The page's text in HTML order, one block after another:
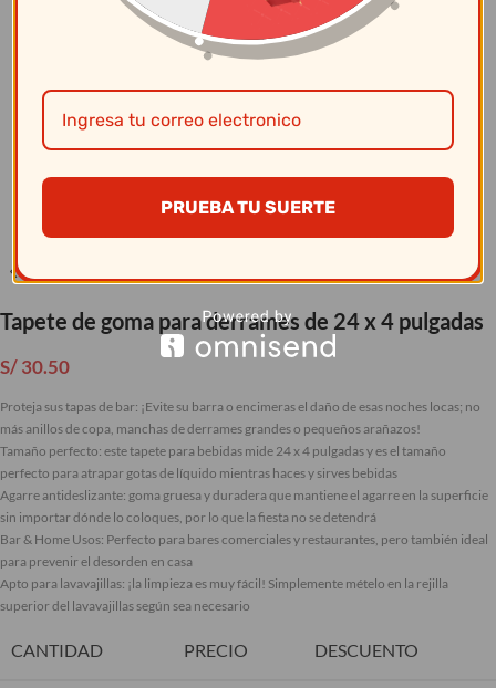
Tapete de goma para derrames de 24 x 4 pulgadas
S/30.50
Proteja sus tapas de bar: ¡Evite su barra o encimeras el daño de esas noches locas; no
más anillos de copa, manchas de derrames grandes o pequeños arañazos!
Tamaño perfecto: este tapete para bebidas mide 24 x 4 pulgadas y es el tamaño
perfecto para atrapar gotas de líquido mientras haces y sirves bebidas
Agarre antideslizante: goma gruesa y duradera que mantiene el agarre en la superficie
sin importar dónde lo coloques, por lo que la fiesta no se detendrá
Bar & Home Usos: Perfecto para bares comerciales y restaurantes, pero también ideal
para prevenir el desorden en casa
Apto para lavavajillas: ¡la limpieza es muy fácil! Simplemente mételo en la rejilla
superior del lavavajillas según sea necesario
CANTIDAD PRECIO DESCUENTO
PRUEBA TU SUERTE